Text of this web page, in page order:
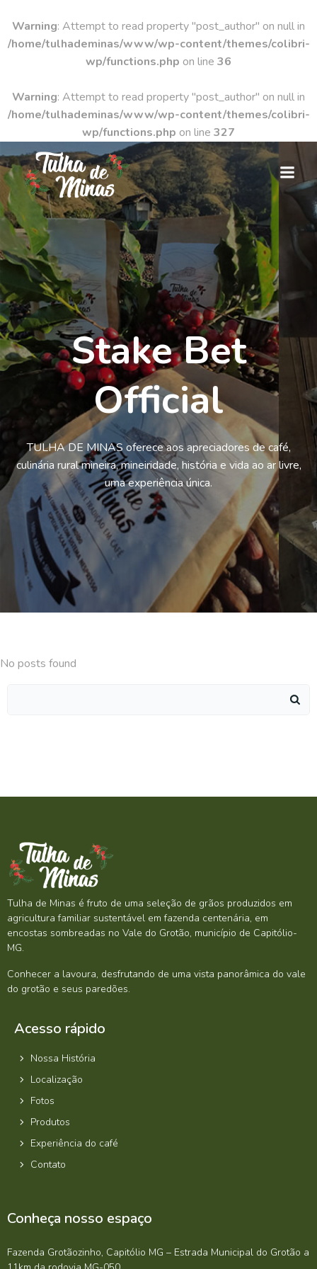
Warning: Attempt to read property "post_author" on null in
/home/tulhademinas/www/wp-content/themes/colibri-
wp/functions.php on line 36
Warning: Attempt to read property "post_author" on null in
/home/tulhademinas/www/wp-content/themes/colibri-
wp/functions.php on line 327
Pular
para
o
conteúdo
Stake Bet
Official
TULHA DE MINAS oferece aos apreciadores de café,
culinária rural mineira, mineiridade, história e vida ao ar livre,
uma experiência única.
No posts found
Tulha de Minas é fruto de uma seleção de grãos produzidos em
agricultura familiar sustentável em fazenda centenária, em
encostas sombreadas no Vale do Grotão, município de Capitólio-
MG.
Conhecer a lavoura, desfrutando de uma vista panorâmica do vale
do grotão e seus paredões.
Acesso rápido
Nossa História
Localização
Fotos
Produtos
Experiência do café
Contato
Conheça nosso espaço
Fazenda Grotãozinho, Capitólio MG – Estrada Municipal do Grotão a